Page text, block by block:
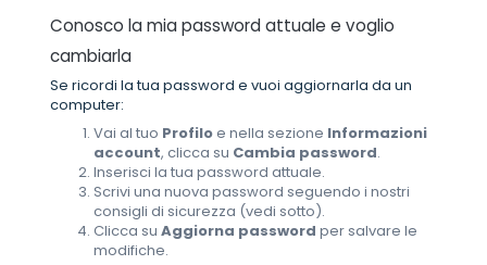
Conosco la mia password attuale e voglio
cambiarla
Se ricordi la tua password e vuoi aggiornarla da un
computer:
Vai al tuo Profiloe nella sezione Informazioni
account, clicca su Cambia password.
Inserisci la tua password attuale.
Scrivi una nuova password seguendo i nostri
consigli di sicurezza (vedi sotto).
Clicca su Aggiorna password per salvare le
modifiche.